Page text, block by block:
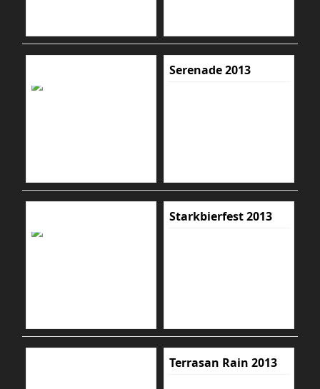
Serenade 2013
Starkbierfest 2013
Terrasan Rain 2013